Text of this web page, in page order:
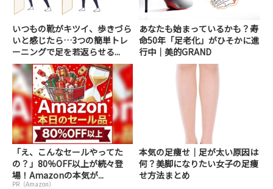
いつもの靴がキツイ、歩きづら
いと感じたら…3つの簡単トレ
ーニングで足を若返らせる...
あなたも始まっているかも？寿
命50年「足老化」がひそかに進
行中｜美的GRAND
「え、こんなセールやってた
の？」80％OFF以上が続々登
場！Amazonの本気が...
PR（Amazon）
本気の足痩せ｜足が太い原因は
何？美脚になりたい女子の足痩
せ方法まとめ